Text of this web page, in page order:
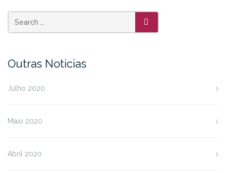
SEARCH
Outras Noticias
Julho 2020 1
Maio 2020 1
Abril 2020 1